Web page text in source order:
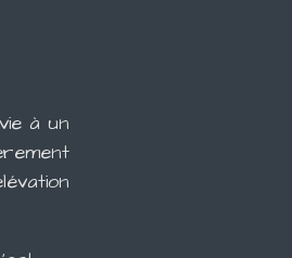
à un